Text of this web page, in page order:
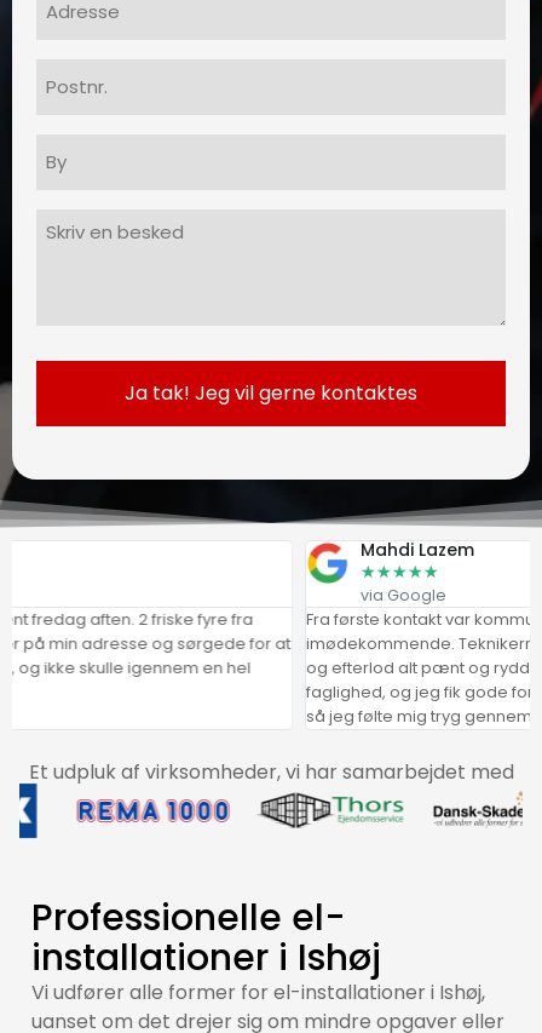
(Påkrævet)
aften. 2 friske fyre fra
adresse og sørgede for at
skulle igennem en hel
Mahdi Lazem
★★★★ ★
via Google
Fra første kontakt var
imødekommende. Teknikerne kom
og efterlod alt pænt og ryddeligt.
faglighed, og jeg fik gode
så jeg følte mig tryg gennem hele
Et udpluk af virksomheder, vi har samarbejdet med
Professionelle el-
installationer i Ishøj
Vi udfører alle former for el-installationer i Ishøj,
uanset om det drejer sig om mindre opgaver eller